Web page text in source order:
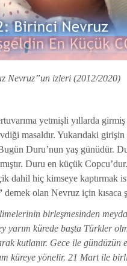
Nevruz”un izleri (2012/2020)
yetmişli yıllarda
masaldır. Yukarıdaki
Duru’nun yaş günüdür.
Duru en küçük
dahil hiç kimseye kaptırmak
demek olan Nevruz için kısaca
birleşmesinden
yarım kürede başta Türkler
kutlanır. Gece ile gündüzün
küreye yönelir. 21 Mart ile